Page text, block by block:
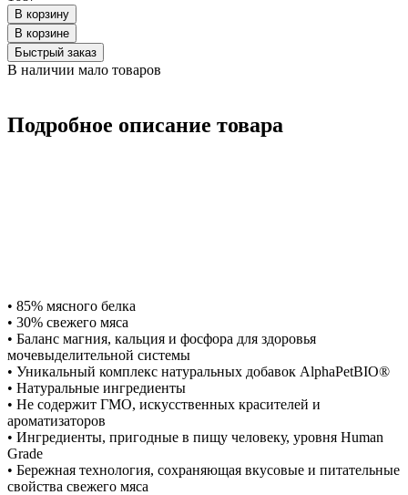
В корзину
В корзинe
Быстрый заказ
В наличии мало товаров
Подробное описание товара
• 85% мясного белка
• 30% свежего мяса
• Баланс магния, кальция и фосфора для здоровья
мочевыделительной системы
• Уникальный комплекс натуральных добавок AlphaPetBIO®
• Натуральные ингредиенты
• Не содержит ГМО, искусственных красителей и
ароматизаторов
• Ингредиенты, пригодные в пищу человеку, уровня Human
Grade
• Бережная технология, сохраняющая вкусовые и питательные
свойства свежего мяса